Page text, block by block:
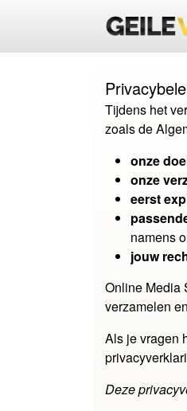
Tijdens het
zoals de
onze
onze
eerst
namens
jouw
Online Media
verzamelen
Als je vragen
Deze